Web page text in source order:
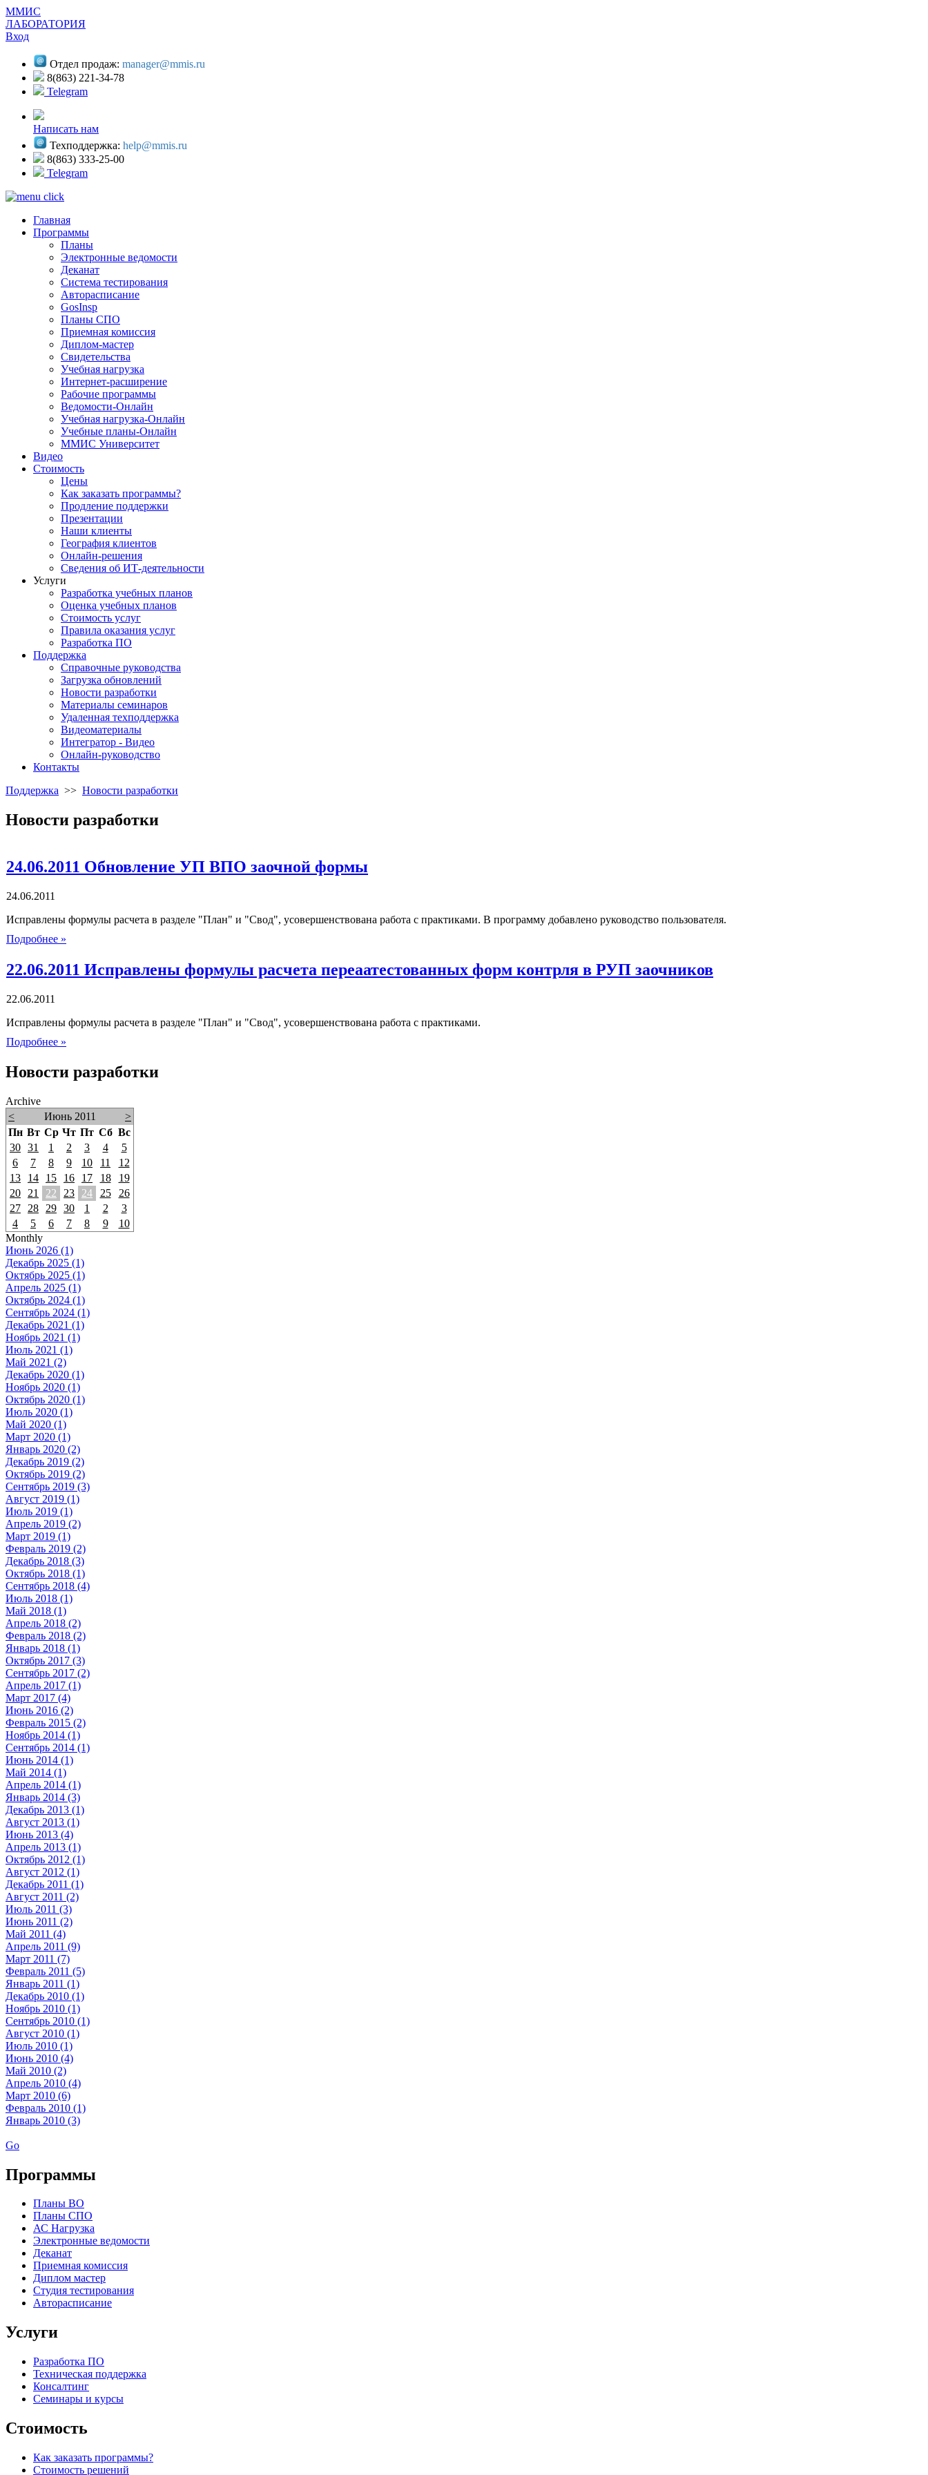
ММИС
ЛАБОРАТОРИЯ
Вход
Отдел продаж: manager@mmis.ru
8(863) 221-34-78
Telegram
Написать нам
Техподдержка: help@mmis.ru
8(863) 333-25-00
Telegram
Главная
Программы
Планы
Электронные ведомости
Деканат
Система тестирования
Авторасписание
GosInsp
Планы СПО
Приемная комиссия
Диплом-мастер
Свидетельства
Учебная нагрузка
Интернет-расширение
Рабочие программы
Ведомости-Онлайн
Учебная нагрузка-Онлайн
Учебные планы-Онлайн
ММИС Университет
Видео
Стоимость
Цены
Как заказать программы?
Продление поддержки
Презентации
Наши клиенты
География клиентов
Онлайн-решения
Сведения об ИТ-деятельности
Услуги
Разработка учебных планов
Оценка учебных планов
Стоимость услуг
Правила оказания услуг
Разработка ПО
Поддержка
Справочные руководства
Загрузка обновлений
Новости разработки
Материалы семинаров
Удаленная техподдержка
Видеоматериалы
Интегратор - Видео
Онлайн-руководство
Контакты
Поддержка >> Новости разработки
Новости разработки
24.06.2011 Обновление УП ВПО заочной формы
24.06.2011
Исправлены формулы расчета в разделе "План" и "Свод", усовершенствована работа с практиками. В программу добавлено руководство пользователя.
Подробнее »
22.06.2011 Исправлены формулы расчета переаатестованных форм контрля в РУП заочников
22.06.2011
Исправлены формулы расчета в разделе "План" и "Свод", усовершенствована работа с практиками.
Подробнее »
Новости разработки
Archive
<
Июнь 2011
>
Пн Вт Ср Чт Пт Сб Вс
30 31 1 2 3 4
5
6
7 8 9 10 11
12
13
14 15 16 17 18
19
20
21 22 23 24 25
26
27
28 29 30 1 2
3
4
5 6 7 8 9
10
Monthly
Июнь 2026 (1)
Декабрь 2025 (1)
Октябрь 2025 (1)
Апрель 2025 (1)
Октябрь 2024 (1)
Сентябрь 2024 (1)
Декабрь 2021 (1)
Ноябрь 2021 (1)
Июль 2021 (1)
Май 2021 (2)
Декабрь 2020 (1)
Ноябрь 2020 (1)
Октябрь 2020 (1)
Июль 2020 (1)
Май 2020 (1)
Март 2020 (1)
Январь 2020 (2)
Декабрь 2019 (2)
Октябрь 2019 (2)
Сентябрь 2019 (3)
Август 2019 (1)
Июль 2019 (1)
Апрель 2019 (2)
Март 2019 (1)
Февраль 2019 (2)
Декабрь 2018 (3)
Октябрь 2018 (1)
Сентябрь 2018 (4)
Июль 2018 (1)
Май 2018 (1)
Апрель 2018 (2)
Февраль 2018 (2)
Январь 2018 (1)
Октябрь 2017 (3)
Сентябрь 2017 (2)
Апрель 2017 (1)
Март 2017 (4)
Июнь 2016 (2)
Февраль 2015 (2)
Ноябрь 2014 (1)
Сентябрь 2014 (1)
Июнь 2014 (1)
Май 2014 (1)
Апрель 2014 (1)
Январь 2014 (3)
Декабрь 2013 (1)
Август 2013 (1)
Июнь 2013 (4)
Апрель 2013 (1)
Октябрь 2012 (1)
Август 2012 (1)
Декабрь 2011 (1)
Август 2011 (2)
Июль 2011 (3)
Июнь 2011 (2)
Май 2011 (4)
Апрель 2011 (9)
Март 2011 (7)
Февраль 2011 (5)
Январь 2011 (1)
Декабрь 2010 (1)
Ноябрь 2010 (1)
Сентябрь 2010 (1)
Август 2010 (1)
Июль 2010 (1)
Июнь 2010 (4)
Май 2010 (2)
Апрель 2010 (4)
Март 2010 (6)
Февраль 2010 (1)
Январь 2010 (3)
Go
Программы
Планы ВО
Планы СПО
АС Нагрузка
Электронные ведомости
Деканат
Приемная комиссия
Диплом мастер
Студия тестирования
Авторасписание
Услуги
Разработка ПО
Техническая поддержка
Консалтинг
Семинары и курсы
Стоимость
Как заказать программы?
Стоимость решений